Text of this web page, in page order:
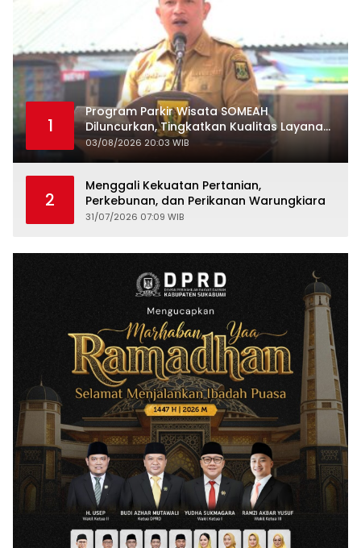
1
Program Parkir Wisata SOMEAH
Diluncurkan, Tingkatkan Kualitas Layanan
Kepariwisataan
03/08/2026 20:03 WIB
2
Menggali Kekuatan Pertanian,
Perkebunan, dan Perikanan Warungkiara
31/07/2026 07:09 WIB